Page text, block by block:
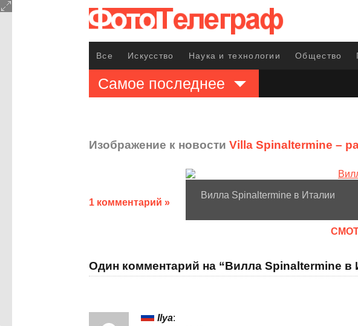
Все Искусство Наука и технологии Общество
Самое последнее
Изображение к новости Villa Spinaltermine –
1 комментарий »
Вилла Spinaltermine в Италии
Один комментарий на “Вилла Spinaltermine в
Ilya: